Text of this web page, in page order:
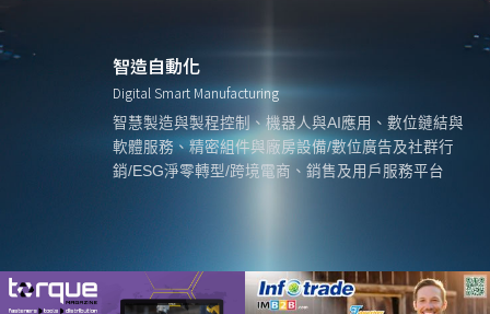
智造自動化
Digital Smart Manufacturing
智慧製造與製程控制、機器人與AI應用、數位鏈結與
軟體服務、精密組件與廠房設備/數位廣告及社群行
銷/ESG淨零轉型/跨境電商、銷售及用戶服務平台